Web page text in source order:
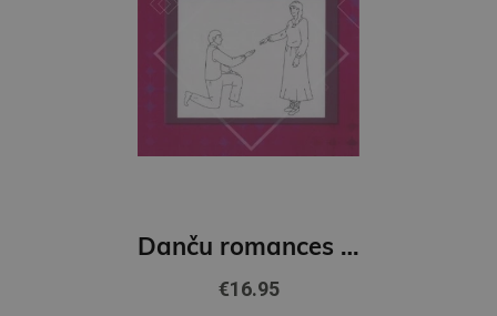
Danču romances un ne tikai spēlē Karikstes muzikanti
€16.95